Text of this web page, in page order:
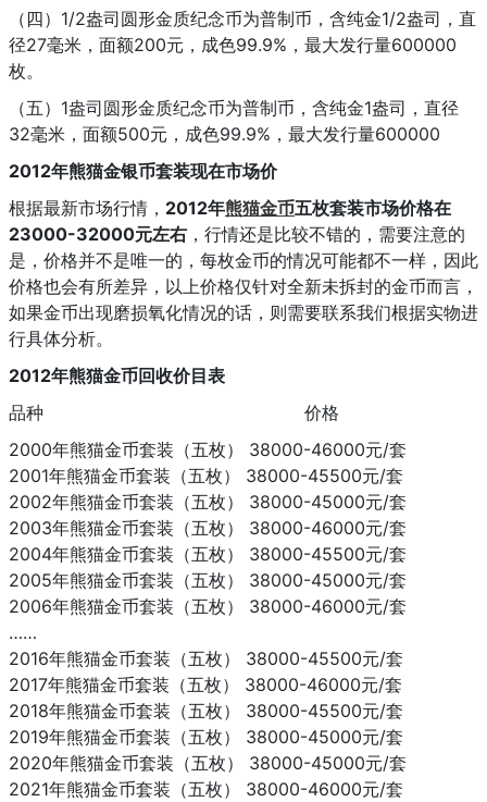
（四）1/2盎司圆形金质纪念币为普制币，含纯金1/2盎司，直
径27毫米，面额200元，成色99.9%，最大发行量600000
枚。
（五）1盎司圆形金质纪念币为普制币，含纯金1盎司，直径
32毫米，面额500元，成色99.9%，最大发行量600000
2012年熊猫金银币套装现在市场价
根据最新市场行情， 2012年熊猫金币五枚套装市场价格在
23000-32000元左右 ，行情还是比较不错的，需要注意的
是，价格并不是唯一的，每枚金币的情况可能都不一样，因此
价格也会有所差异，以上价格仅针对全新未拆封的金币而言，
如果金币出现磨损氧化情况的话，则需要联系我们根据实物进
行具体分析。
2012年熊猫金币回收价目表
品种 价格
2000年熊猫金币套装（五枚） 38000-46000元/套
2001年熊猫金币套装（五枚） 38000-45500元/套
2002年熊猫金币套装（五枚） 38000-45000元/套
2003年熊猫金币套装（五枚） 38000-46000元/套
2004年熊猫金币套装（五枚） 38000-45500元/套
2005年熊猫金币套装（五枚） 38000-45000元/套
2006年熊猫金币套装（五枚） 38000-46000元/套
……
2016年熊猫金币套装（五枚） 38000-45500元/套
2017年熊猫金币套装（五枚） 38000-46000元/套
2018年熊猫金币套装（五枚） 38000-45500元/套
2019年熊猫金币套装（五枚） 38000-45000元/套
2020年熊猫金币套装（五枚） 38000-45000元/套
2021年熊猫金币套装（五枚） 38000-46000元/套